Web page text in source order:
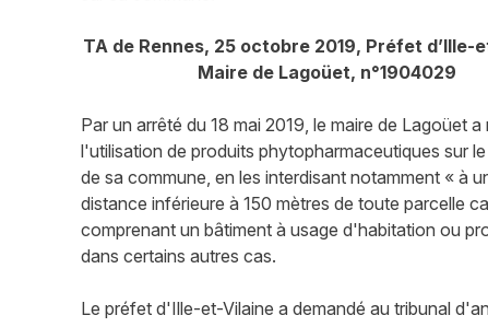
TA de Rennes, 25 octobre 2019, Préfet d’Ille-
Maire de Lagoüet, n°1904029
Par un arrêté du 18 mai 2019, le maire de Lagoüet a
l'utilisation de produits phytopharmaceutiques sur
de sa commune, en les interdisant notamment « à
distance inférieure à 150 mètres de toute parcelle
comprenant un bâtiment à usage d'habitation ou
dans certains autres cas.
Le préfet d'Ille-et-Vilaine a demandé au tribunal